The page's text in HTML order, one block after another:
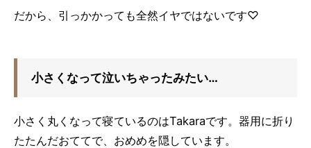
だから、引っかかっても全然イヤではないです♡
小さくなって泣いちゃったみたい…
小さく丸くなって寝ているのはTakaraです。器用に折り
たたんだおててで、おめめを隠しています。